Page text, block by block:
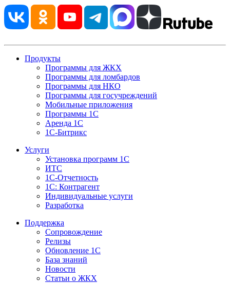
Продукты
Программы для ЖКХ
Программы для ломбардов
Программы для НКО
Программы для госучреждений
Мобильные приложения
Программы 1С
Аренда 1С
1С-Битрикс
Услуги
Установка программ 1С
ИТС
1С-Отчетность
1С: Контрагент
Индивидуальные услуги
Разработка
Поддержка
Сопровождение
Релизы
Обновление 1С
База знаний
Новости
Статьи о ЖКХ